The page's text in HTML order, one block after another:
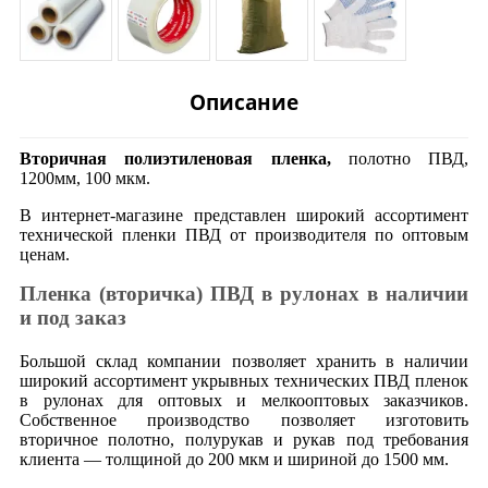
Описание
Вторичная полиэтиленовая пленка,полотно ПВД,
1200мм, 100 мкм.
В интернет-магазине представлен широкий ассортимент
технической пленки ПВД от производителя по оптовым
ценам.
Пленка (вторичка) ПВД в рулонах в наличии
и под заказ
Большой склад компании позволяет хранить в наличии
широкий ассортимент укрывных технических ПВД пленок
в рулонах для оптовых и мелкооптовых заказчиков.
Собственное производство позволяет изготовить
вторичное полотно, полурукав и рукав под требования
клиента — толщиной до 200 мкм и шириной до 1500 мм.